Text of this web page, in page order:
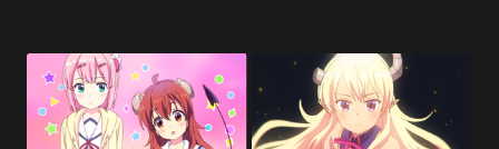
なく見覚えのあるツノと尻尾の生え
た金髪の女の子が！「余はおぬしの
祖先！！闇の一族の始祖だ！！」ご
先祖さまはシャミ子が魔族として目
覚めてからの活動について何か言い
ミ子であったが、不意に気が遠くな
り……気づくとそこはご先祖様のい
る封印空間！？謎のスイッチの正体-
-それは、ご先祖様が子孫の体を借り
て戦うことができる「ごせんぞスイ